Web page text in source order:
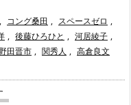
, コング桑田 , スペースゼロ ,
, 後藤ひろひと , 河居綾子 ,
田晋市 , 関秀人 , 高倉良文